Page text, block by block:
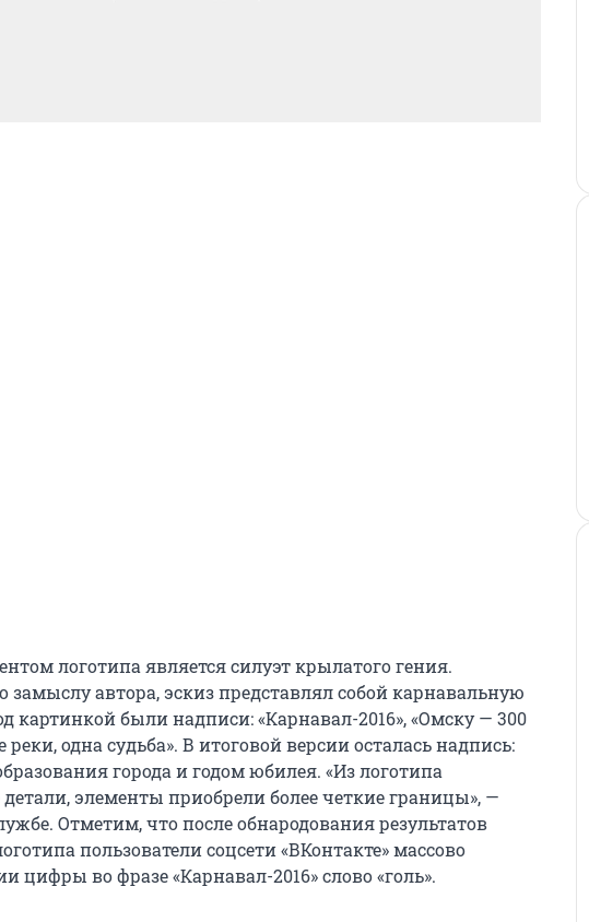
логотипа является силуэт крылатого гения.
замыслу автора, эскиз представлял собой карнавальную
картинкой были надписи: «Карнавал-2016», «Омску — 300
реки, одна судьба». В итоговой версии осталась надпись:
города и годом юбилея. «Из логотипа
элементы приобрели более четкие границы», —
Отметим, что после обнародования результатов
пользователи соцсети «ВКонтакте» массово
цифры во фразе «Карнавал-2016» слово «голь».